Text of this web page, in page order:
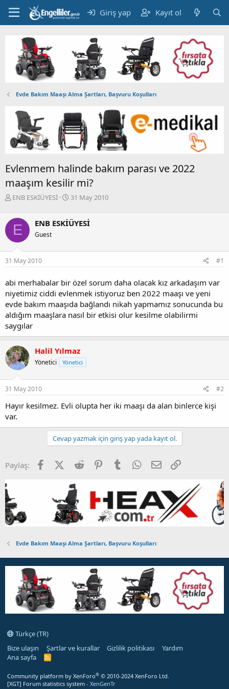
Giriş yap Kayıt ol
Evde Bakım Maaşı Alma Şartları, Başvuru Koşulları
Evlenmem halinde bakım parası ve 2022
maaşım kesilir mi?
K
b
u
y
u
b
ş
a
t
a
n
ENB ESKİÜYESİ
B
l
g
t
r
i
h
31 May 2010
E ENB ESKİÜYESİ
Guest
31 May 2010 #1
abi merhabalar bir özel sorum daha olacak kız arkadaşım var
niyetimiz ciddi evlenmek istiyoruz ben 2022 maaşı ve yeni
evde bakım maaşıda bağlandı nikah yapmamız sonucunda bu
aldığım maaşlara nasıl bir etkisi olur kesilme olabilirmi
saygılar
Halil Yılmaz
Yönetici Yönetici
31 May 2010 #2
Hayır kesilmez. Evli olupta her iki maaşı da alan binlerce kişi
var.
Cevap yazmak için giriş yap yada kayıt ol.
Paylaş: FacebookX (Twitter)
Reddit PinterestTumblr WhatsApp
E-posta
Evde Bakım Maaşı Alma Şartları, Başvuru Koşulları
Türkçe (TR)
Bize ulaşın
Şartlar ve kurallar Gizlilik politikası
Yardım
Ana sayfa
R
S
Community platform by XenForo® © 2010-2024 XenForo Ltd.
[XGT] Forum statistics system - XenGenTr